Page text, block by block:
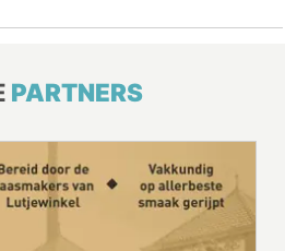
PARTNERS